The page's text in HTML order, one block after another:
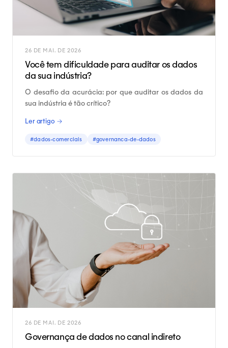
26 DE MAI. DE 2026
Você tem dificuldade para auditar os dados
da sua indústria?
O desafio da acurácia: por que auditar os dados da
sua indústria é tão crítico?
Ler artigo →
#dados-comerciais #governanca-de-dados
26 DE MAI. DE 2026
Governança de dados no canal indireto